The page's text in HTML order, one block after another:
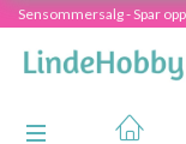
Sensommersalg - Spar
Veksle navigasjon